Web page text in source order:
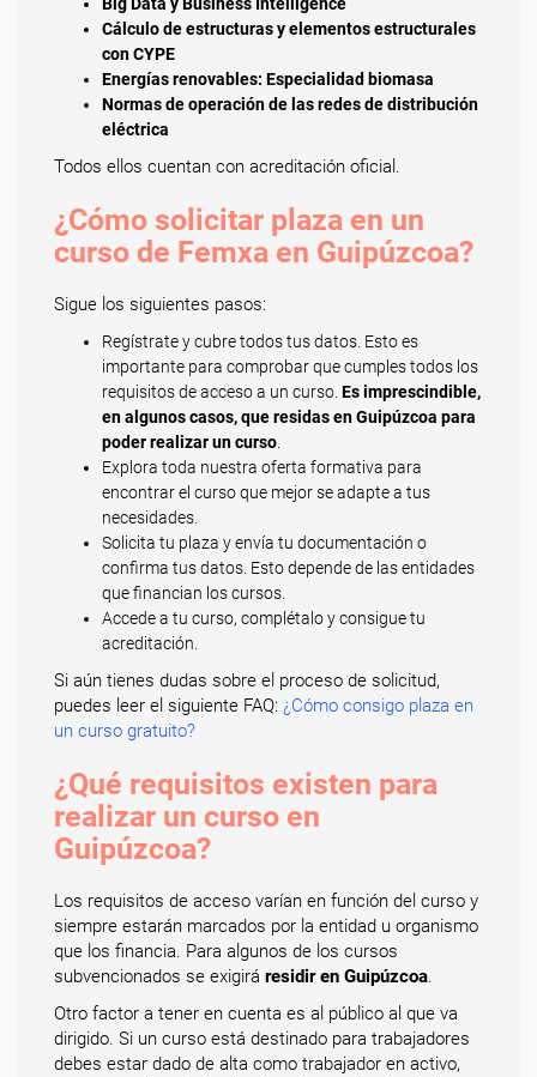
Cálculo de estructuras y elementos estructurales
con CYPE
Energías renovables: Especialidad biomasa
Normas de operación de las redes de distribución
eléctrica
Todos ellos cuentan con acreditación oficial.
¿Cómo solicitar plaza en un
curso de Femxa en Guipúzcoa?
Sigue los siguientes pasos:
Regístrate y cubre todos tus datos. Esto es
importante para comprobar que cumples todos los
requisitos de acceso a un curso. Es imprescindible,
en algunos casos, que residas en Guipúzcoa para
poder realizar un curso
Explora toda nuestra oferta formativa para
encontrar el curso que mejor se adapte a tus
necesidades.
Solicita tu plaza y envía tu documentación o
confirma tus datos. Esto depende de las entidades
que financian los cursos.
Accede a tu curso, complétalo y consigue tu
acreditación.
Si aún tienes dudas sobre el proceso de solicitud,
puedes leer el siguiente FAQ: ¿Cómo consigo plaza en
un curso gratuito?
¿Qué requisitos existen para
realizar un curso en
Guipúzcoa?
Los requisitos de acceso varían en función del curso y
siempre estarán marcados por la entidad u organismo
que los financia. Para algunos de los cursos
subvencionados se exigirá residir en Guipúzcoa.
Otro factor a tener en cuenta es al público al que va
dirigido. Si un curso está destinado para trabajadores
debes estar dado de alta como trabajador en activo,